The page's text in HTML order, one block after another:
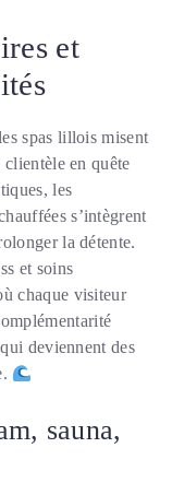
et
spas lillois misent
en quête
les
s’intègrent
la détente.
et soins
chaque visiteur
deviennent des
sauna,